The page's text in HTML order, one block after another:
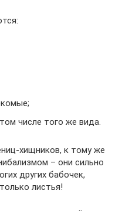
числе того же вида.
хищников, к тому же
– они сильно
других бабочек,
листья!